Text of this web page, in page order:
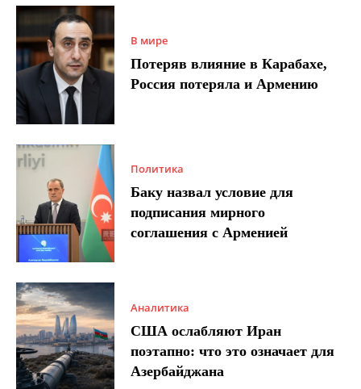
В мире
Потеряв влияние в Карабахе,
Россия потеряла и Армению
Политика
Баку назвал условие для
подписания мирного
соглашения с Арменией
Аналитика
США ослабляют Иран
поэтапно: что это означает для
Азербайджана